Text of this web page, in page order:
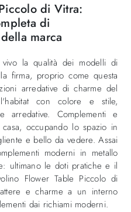
di Vitra:
di
marca
la qualità dei modelli di
firma, proprio come questa
arredative di charme del
con colore e stile,
arredative. Complementi e
occupando lo spazio in
e bello da vedere. Assai
moderni in metallo
ultimano le doti pratiche e il
Flower Table Piccolo di
e charme a un interno
dai richiami moderni.